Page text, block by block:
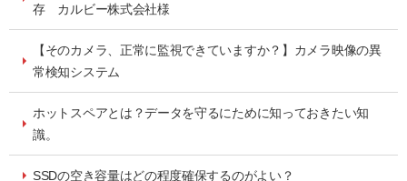
存 カルビー株式会社様
【そのカメラ、正常に監視できていますか？】カメラ映像の異
常検知システム
ホットスペアとは？データを守るにために知っておきたい知
識。
SSDの空き容量はどの程度確保するのがよい？